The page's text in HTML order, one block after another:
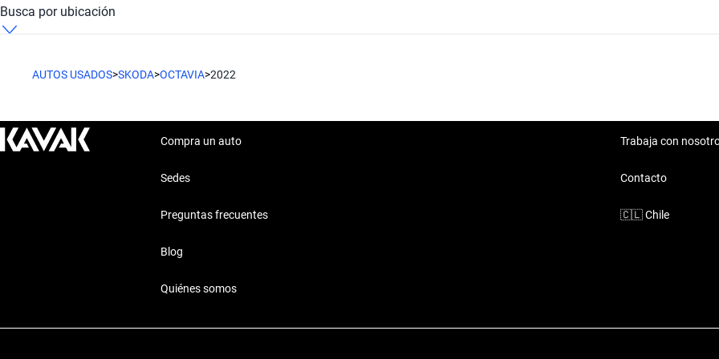
Skoda Octavia 2022 Kavak Mall Barrio Independencia
Busca por ubicación
AUTOS USADOS>SKODA>OCTAVIA>2022
Compra un auto
Sedes
Preguntas frecuentes
Blog
Quiénes somos
Trabaja con
Contacto
🇨🇱Chile